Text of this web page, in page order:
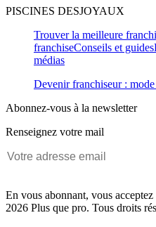
PISCINES DESJOYAUX
Trouver la meilleure
franchiseConseils et guides
médias
Devenir franchiseur : mode
Abonnez-vous à la newsletter
Renseignez votre mail
En vous abonnant, vous acceptez
2026 Plus que pro. Tous droits